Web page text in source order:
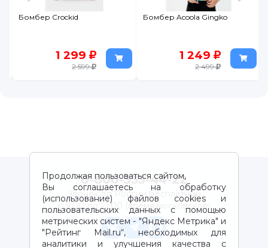
Бомбер Crockid
1 299
2 599
Бомбер Acoola Gingko
1 249
2 499
Продолжая пользоваться сайтом,
Вы соглашаетесь на обработку
(использование) файлов cookies и
пользовательских данных с помощью
метрических систем - "Яндекс Метрика" и
"Рейтинг Mail.ru“, необходимых для
аналитики и улучшения качества с
8-800-333-44-22
Звонок по России бесплатный
с 9:00 до 21:00 (время московское)